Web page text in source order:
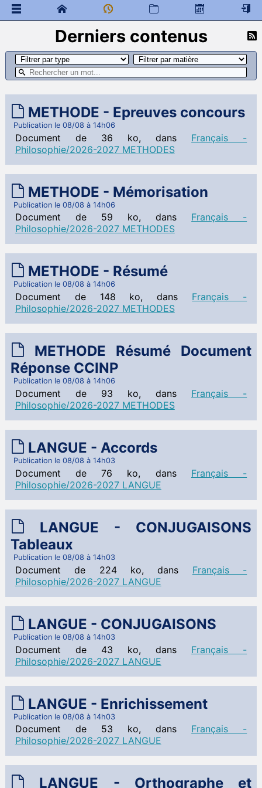
Derniers contenus
Documents généraux
Mathématiques
Programme de colles
Documents à télécharger
Cours
Examens
Ressources colleurs
Physique - Chimie
Programme de colles
Documents à télécharger
Documents à télécharger
Anglais
Programme de colles
Documents à télécharger
Cahier de texte
Français - Philosophie
Documents à télécharger
TIPE
Documents à télécharger
METHODE - Epreuves concours
Publication le 08/08 à 14h06
Document de 36 ko, dans Français -
Philosophie/2026-2027 METHODES
METHODE - Mémorisation
Publication le 08/08 à 14h06
Document de 59 ko, dans Français -
Philosophie/2026-2027 METHODES
METHODE - Résumé
Publication le 08/08 à 14h06
Document de 148 ko, dans Français -
Philosophie/2026-2027 METHODES
METHODE Résumé Document
Réponse CCINP
Publication le 08/08 à 14h06
Document de 93 ko, dans Français -
Philosophie/2026-2027 METHODES
LANGUE - Accords
Publication le 08/08 à 14h03
Document de 76 ko, dans Français -
Philosophie/2026-2027 LANGUE
LANGUE - CONJUGAISONS
Tableaux
Publication le 08/08 à 14h03
Document de 224 ko, dans Français -
Philosophie/2026-2027 LANGUE
LANGUE - CONJUGAISONS
Publication le 08/08 à 14h03
Document de 43 ko, dans Français -
Philosophie/2026-2027 LANGUE
LANGUE - Enrichissement
Publication le 08/08 à 14h03
Document de 53 ko, dans Français -
Philosophie/2026-2027 LANGUE
LANGUE - Orthographe et